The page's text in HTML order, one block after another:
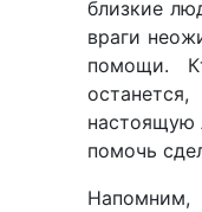
близкие
враги
помощи.
настоящую
помочь